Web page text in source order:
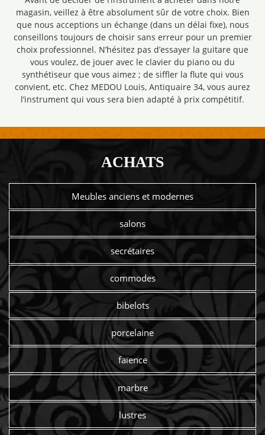
magasin, veillez à être absolument sûr de votre choix. Bien
que nous acceptions un échange (dans un délai fixe), nous
conseillons toujours de choisir sans erreur pour un premier
choix professionnel. N’hésitez pas d’essayer la guitare que
vous voulez, de jouer avec le clavier du piano ou du
synthétiseur que vous aimez ; de siffler la flute qui vous
convient, etc. Chez MEDOU Louis, Antiquaire 34, vous aurez
l’instrument qui vous sera bien adapté à prix compétitif.
ACHATS
Meubles anciens et modernes
salons
secrétaires
commodes
bibelots
porcelaine
faïence
marbre
lustres